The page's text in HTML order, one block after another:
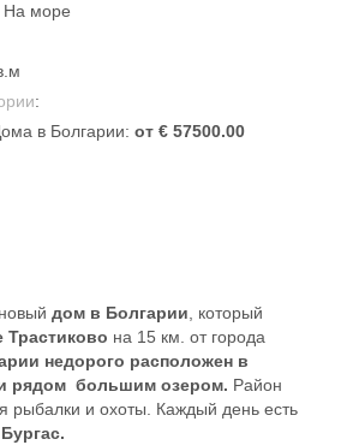
На море
:
в Болгарии: от € 57500.00
новый дом в Болгарии, который
Трастиково на 15 км. от города
недорого расположен в
рядом большим озером. Район
рыбалки и охоты. Каждый день есть
Бургас.